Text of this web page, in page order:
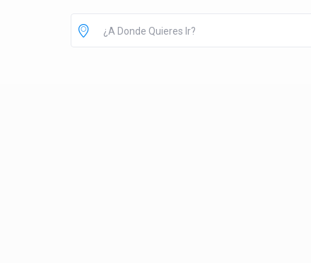
¿A Donde Quieres Ir?